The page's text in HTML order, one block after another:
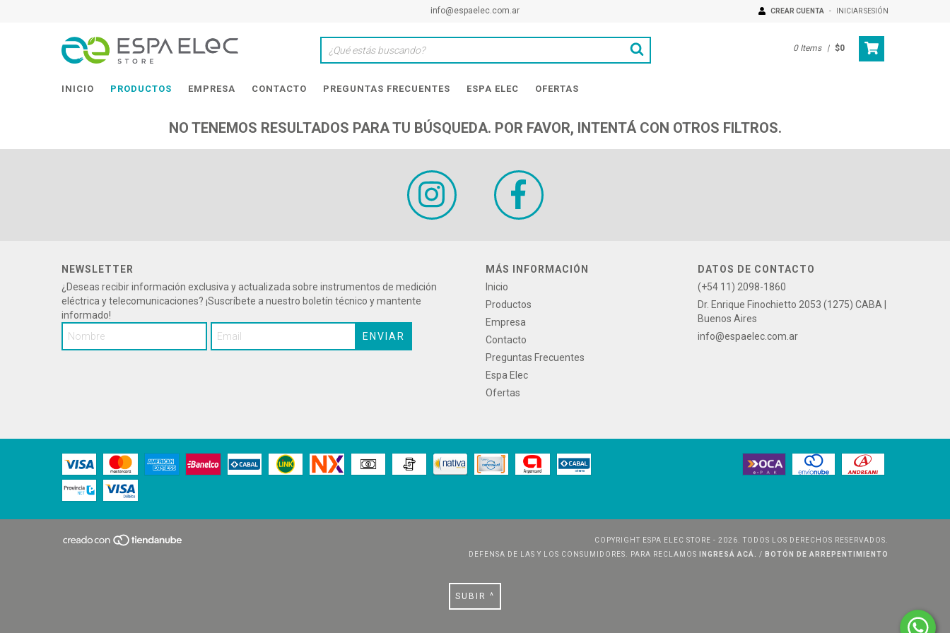
info@espaelec.com.ar CREAR CUENTA - INICIAR SESIÓN
0 Items | $0
INICIO PRODUCTOS EMPRESA CONTACTO PREGUNTAS FRECUENTES ESPA ELEC OFERTAS
NO TENEMOS RESULTADOS PARA TU BÚSQUEDA. POR FAVOR, INTENTÁ CON OTROS FILTROS.
NEWSLETTER
¿Deseas recibir información exclusiva y actualizada sobre instrumentos de medición
eléctrica y telecomunicaciones? ¡Suscríbete a nuestro boletín técnico y mantente
informado!
MÁS INFORMACIÓN
Inicio
Productos
Empresa
Contacto
Preguntas Frecuentes
Espa Elec
Ofertas
DATOS DE CONTACTO
(+54 11) 2098-1860
Dr. Enrique Finochietto 2053 (1275) CABA |
Buenos Aires
info@espaelec.com.ar
COPYRIGHT ESPA ELEC STORE - 2026. TODOS LOS DERECHOS RESERVADOS.
DEFENSA DE LAS Y LOS CONSUMIDORES. PARA RECLAMOS
INGRESÁ ACÁ. / BOTÓN DE ARREPENTIMIENTO
SUBIR ^